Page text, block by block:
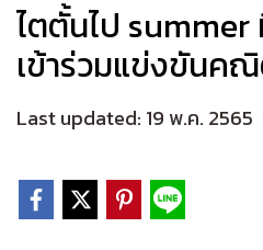
ไตตั้นไป summer
เข้าร่วมแข่งขันค
Last updated: 19 พ.ค. 2565